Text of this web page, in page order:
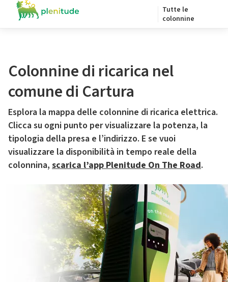
Tutte le
colonnine
Colonnine di ricarica nel
comune di Cartura
Esplora la mappa delle colonnine di ricarica elettrica.
Clicca su ogni punto per visualizzare la potenza, la
tipologia della presa e l’indirizzo. E se vuoi
visualizzare la disponibilità in tempo reale della
colonnina, scarica l’app Plenitude On The Road.